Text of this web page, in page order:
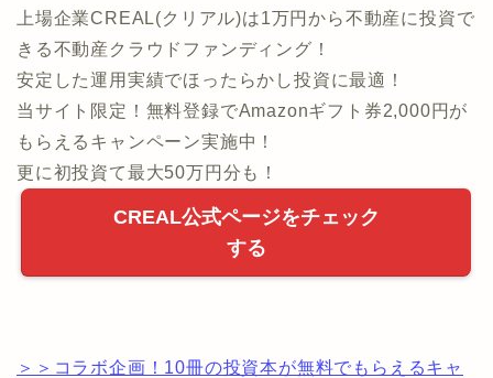
上場企業CREAL(クリアル)は1万円から不動産に投資で
きる不動産クラウドファンディング！
安定した運用実績でほったらかし投資に最適！
当サイト限定！無料登録でAmazonギフト券2,000円が
もらえるキャンペーン実施中！
更に初投資て最大50万円分も！
CREAL公式ページをチェック
する
＞＞コラボ企画！10冊の投資本が無料でもらえるキャ